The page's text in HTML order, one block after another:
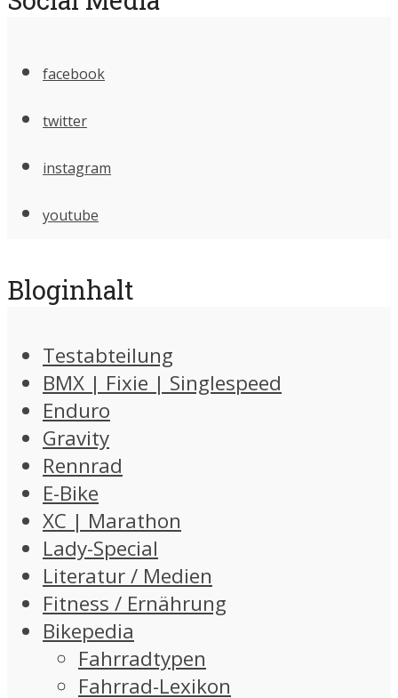
facebook
twitter
instagram
youtube
Bloginhalt
Testabteilung
BMX | Fixie | Singlespeed
Enduro
Gravity
Rennrad
E-Bike
XC | Marathon
Lady-Special
Literatur / Medien
Fitness / Ernährung
Bikepedia
Fahrradtypen
Fahrrad-Lexikon